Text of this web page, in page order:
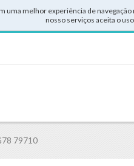
uma melhor experiência de
nosso serviços aceita o
79710